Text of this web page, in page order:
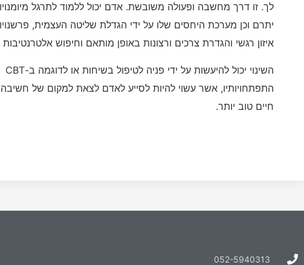
לך. זו דרך מחשבה ופעולה משובשת. אדם יכול ללמוד לתרגל
יתרם וכן מערכת היחסים שלו על ידי הגדלת שליטה העצמית,
איזון רגשי והגדרת צרכים ורצונות באופן מותאם וחיפוש
התפתחויותיו, אשר עשוי להיות לסייע לאדם לצאת למקום של
חיים טוב יותר.
052-5940313